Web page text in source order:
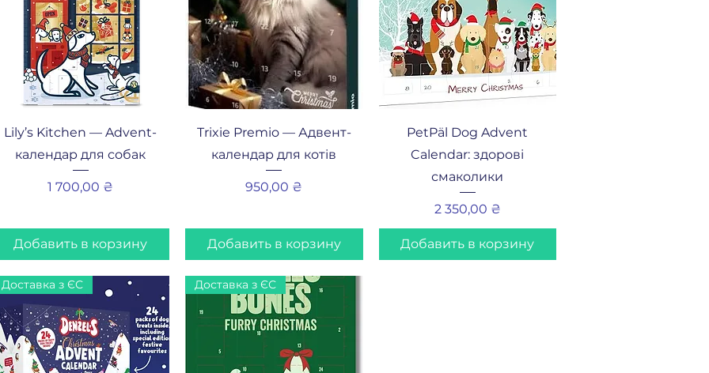
Быстрый просмотр
Lily’s Kitchen — Advent-
календар для собак
Цена
1 700,00 ₴
Добавить в корзину
Быстрый просмотр
Trixie Premio — Адвент-
календар для котів
Цена
950,00 ₴
Добавить в корзину
Быстрый просмотр
PetPäl Dog Advent
Calendar: здорові
смаколики
Цена
2 350,00 ₴
Добавить в корзину
Доставка з ЄС Доставка з ЄС